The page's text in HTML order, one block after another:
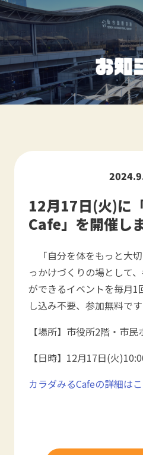
12月17日(火)に
Cafe」を開催し
「自分を体をもっと大
っかけづくりの場として
ができるイベントを毎月1
し込み不要、参加無料で
【場所】市役所2階・市民
【日時】12月17日(火
カラダみるCafeの詳細は